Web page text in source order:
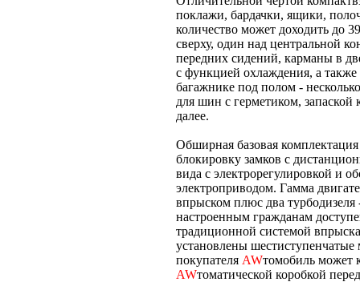
поклажи, бардачки, ящики,
количество может доходить до
сверху, один над центральной
передних сидений, карманы в
с функцией охлаждения, а
багажнике под полом -
для шин с герметиком, запаской
далее.
Обширная базовая
блокировку замков с
вида с электрорегулировкой и
электроприводом. Гамма
впрыском плюс два
настроенным гражданам
традиционной системой
установлены
покупателя AWтомобиль может
AWтоматической коробкой